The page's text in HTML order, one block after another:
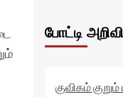
போட்டி
குவிகம்